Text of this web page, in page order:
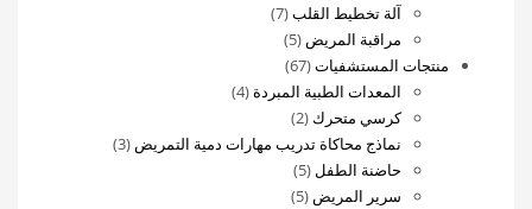
آلة تخطيط القلب 7
7
مراقبة المريض 5
5
منتجات
منتجات المستشفيات 67
67
منتج
المعدات الطبية المبردة 4
4
كرسي متحرك 2
2
منتجات
نماذج محاكاة تدريب مهارات دمية التمريض 3
3
حاضنة الطفل 5
5
منتجات
سرير المريض 5
5